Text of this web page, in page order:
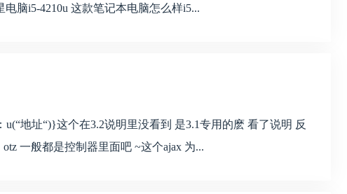
电脑i5-4210u 这款笔记本电脑怎么样i5...
地址“)}这个在3.2说明里没看到 是3.1专用的麽 看了说明 反
一般都是控制器里面吧 ~这个ajax 为...